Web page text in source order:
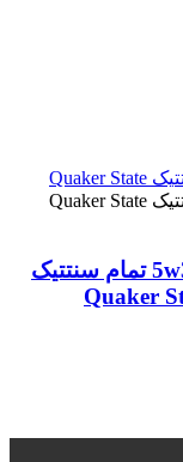
روغن موتور کواکر استیت 5w30 API SQ تمام سنتتیک
Quaker